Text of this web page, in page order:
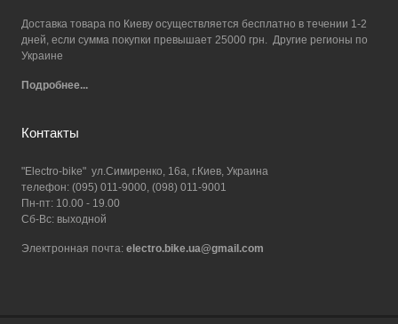
Доставка товара по Киеву осуществляется бесплатно в течении 1-2
дней, если сумма покупки превышает 25000 грн. Другие регионы по
Украине
Подробнее...
Контакты
"Electro-bike" ул.Симиренко, 16а, г.Киев, Украина
телефон: (095) 011-9000, (098) 011-9001
Пн-пт: 10.00 - 19.00
Сб-Вс: выходной
Электронная почта: electro.bike.ua@gmail.com